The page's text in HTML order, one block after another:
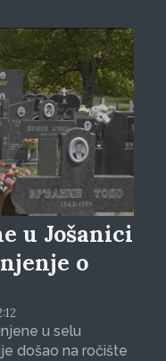
u Jošanici
o
u selu
došao na ročište